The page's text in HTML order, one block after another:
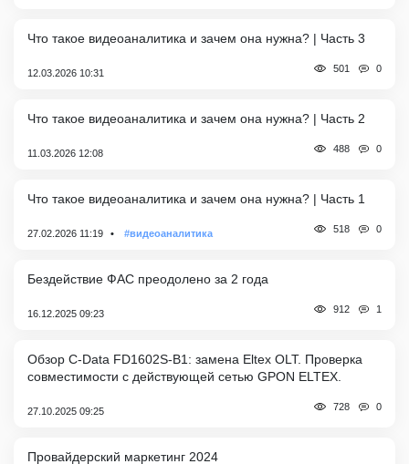
Что такое видеоаналитика и зачем она нужна? | Часть 3
12.03.2026 10:31 501 0
Что такое видеоаналитика и зачем она нужна? | Часть 2
11.03.2026 12:08 488 0
Что такое видеоаналитика и зачем она нужна? | Часть 1
27.02.2026 11:19 #видеоаналитика 518 0
Бездействие ФАС преодолено за 2 года
16.12.2025 09:23 912 1
Обзор C-Data FD1602S-B1: замена Eltex OLT. Проверка
совместимости с действующей сетью GPON ELTEX.
27.10.2025 09:25 728 0
Провайдерский маркетинг 2024